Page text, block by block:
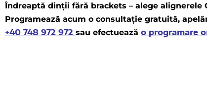
Îndreaptă dinții fără brackets – alege
Programează acum o consultație gratuită,
+40 748 972 972 sau efectuează o programare